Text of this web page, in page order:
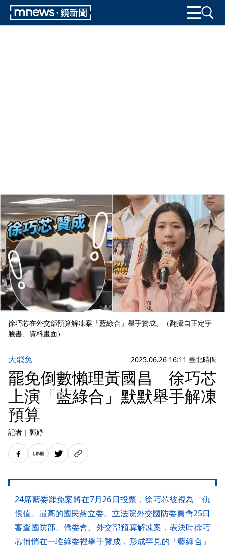
徐巧芯在外交部預算解凍案「藍綠合」舉手贊成。（翻攝自王定宇
臉書、資料畫面）
大罷免 2025.06.26 16:11 臺北時間
罷免倒數懶理黃國昌 徐巧芯
上演「藍綠合」默默舉手解凍
預算
記者 ｜ 郭妤
24席藍委罷免案將在7月26日投票，徐巧芯被視為「仇
恨值」最高的國民黨立委。立法院外交國防委員會25日
審查國防部、僑委會、外交部預算解凍案，表決時徐巧
芯悄悄在一堆綠委裡舉手贊成，形成罕見的「藍綠合」